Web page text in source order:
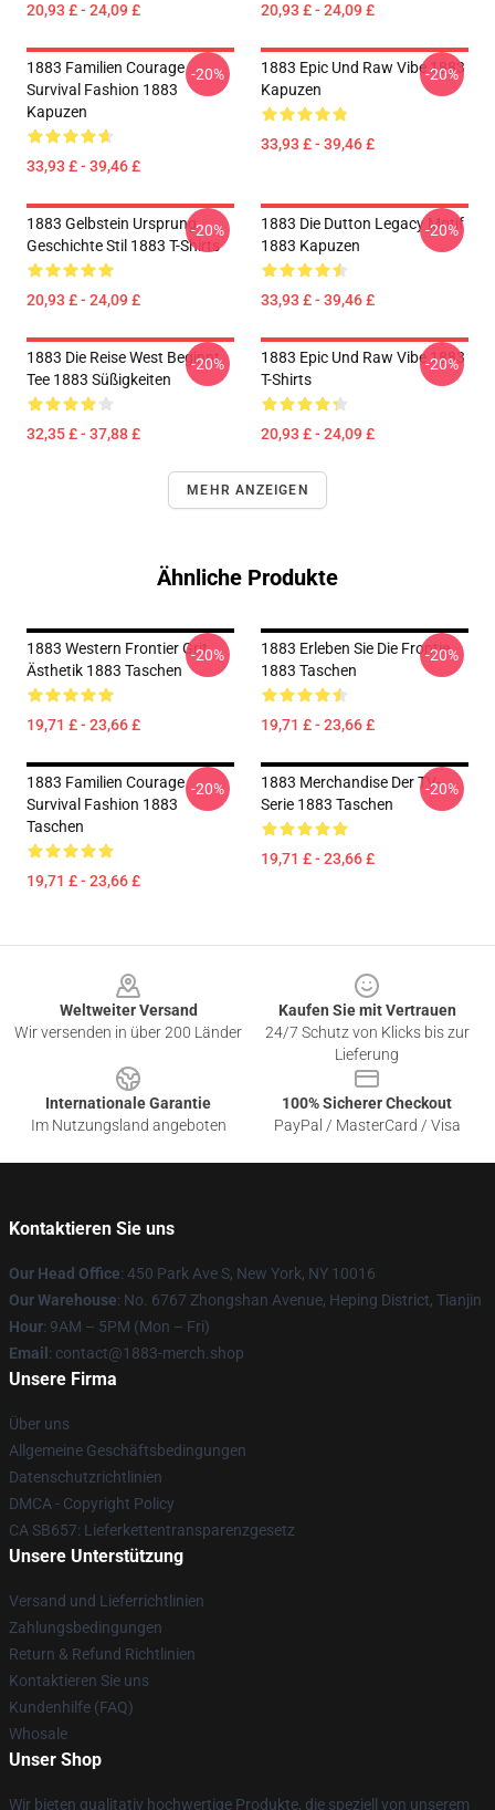
20,93 £ - 24,09 £ 20,93 £ - 24,09 £
1883 Familien Courage
Survival Fashion 1883
Kapuzen
33,93 £ - 39,46 £
-20%
1883 Epic Und Raw Vibe 1883
Kapuzen
33,93 £ - 39,46 £
-20%
1883 Gelbstein Ursprung
Geschichte Stil 1883 T-Shirts
20,93 £ - 24,09 £
-20%
1883 Die Dutton Legacy Motif
1883 Kapuzen
33,93 £ - 39,46 £
-20%
1883 Die Reise West Beginnt
Tee 1883 Süßigkeiten
32,35 £ - 37,88 £
-20%
1883 Epic Und Raw Vibe 1883
T-Shirts
20,93 £ - 24,09 £
-20%
MEHR ANZEIGEN
Ähnliche Produkte
1883 Western Frontier Grit
Ästhetik 1883 Taschen
19,71 £ - 23,66 £
-20%
1883 Erleben Sie Die Frontie
1883 Taschen
19,71 £ - 23,66 £
-20%
1883 Familien Courage
Survival Fashion 1883
Taschen
19,71 £ - 23,66 £
-20%
1883 Merchandise Der TV-
Serie 1883 Taschen
19,71 £ - 23,66 £
-20%
Weltweiter Versand
Wir versenden in über 200 Länder
Kaufen Sie mit Vertrauen
24/7 Schutz von Klicks bis zur
Lieferung
Internationale Garantie
Im Nutzungsland angeboten
100% Sicherer Checkout
PayPal / MasterCard / Visa
Kontaktieren Sie uns
Our Head Office: 450 Park Ave S, New York, NY 10016
Our Warehouse: No. 6767 Zhongshan Avenue, Heping District, Tianjin
Hour: 9AM – 5PM (Mon – Fri)
Email : contact@1883-merch.shop
Unsere Firma
Über uns
Allgemeine Geschäftsbedingungen
Datenschutzrichtlinien
DMCA - Copyright Policy
CA SB657: Lieferkettentransparenzgesetz
Unsere Unterstützung
Versand und Lieferrichtlinien
Zahlungsbedingungen
Return & Refund Richtlinien
Kontaktieren Sie uns
Kundenhilfe (FAQ)
Whosale
Unser Shop
Wir bieten qualitativ hochwertige Produkte, die speziell von unserem